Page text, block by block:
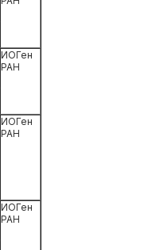
ИОГен
РАН
ИОГен
РАН
ИОГен
РАН